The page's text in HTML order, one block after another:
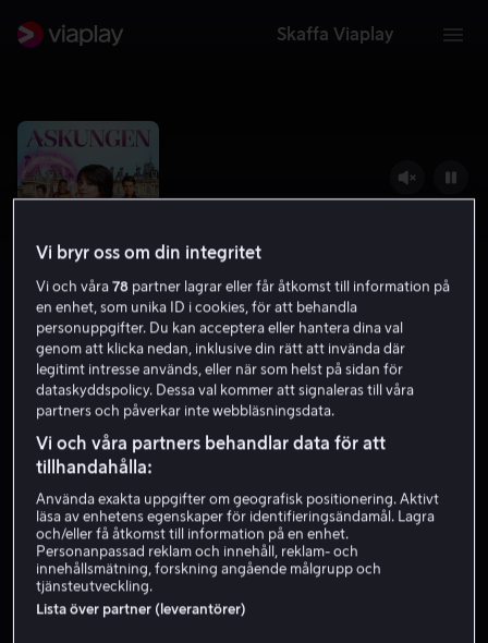
Skaffa Viaplay
Askungen
Komedi 1 h 47 min
HD
Hyr 39 kr
Köp 109 kr
Vi bryr oss om din integritet
Vi och våra78 partner lagrar eller får åtkomst till information på
en enhet, som unika ID i cookies, för att behandla
personuppgifter. Du kan acceptera eller hantera dina val
genom att klicka nedan, inklusive din rätt att invända där
legitimt intresse används, eller när som helst på sidan för
dataskyddspolicy. Dessa val kommer att signaleras till våra
partners och påverkar inte webbläsningsdata.
Vi och våra partners behandlar data för att
tillhandahålla:
Använda exakta uppgifter om geografisk positionering. Aktivt
läsa av enhetens egenskaper för identifieringsändamål. Lagra
och/eller få åtkomst till information på en enhet.
Personanpassad reklam och innehåll, reklam- och
innehållsmätning, forskning angående målgrupp och
tjänsteutveckling.
Lista över partner (leverantörer)